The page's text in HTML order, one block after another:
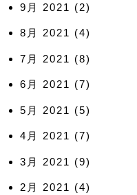
9月 2021 (2)
8月 2021 (4)
7月 2021 (8)
6月 2021 (7)
5月 2021 (5)
4月 2021 (7)
3月 2021 (9)
2月 2021 (4)